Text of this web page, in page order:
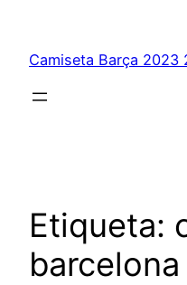
contenido
Camiseta Barça 2023
Etiqueta: